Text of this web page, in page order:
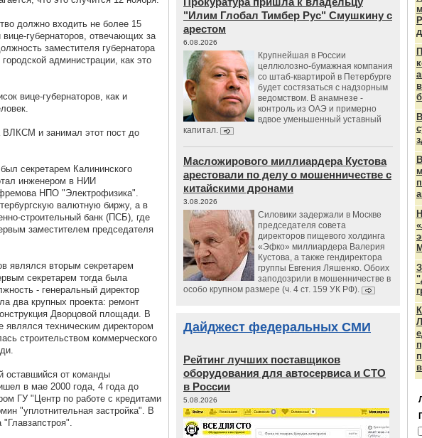
должно входить не более 15
губернаторов, отвечающих за
заместителя губернатора
администрации, как это
вице-губернаторов, как и
ВЛКСМ и занимал этот пост до
секретарем Калининского
инженером в НИИ
НПО "Электрофизика".
валютную биржу, а в
строительный банк (ПСБ), где
заместителем председателя
являлся вторым секретарем
секретарем тогда была
- генеральный директор
два крупных проекта: ремонт
Дворцовой площади. В
являлся техническим директором
строительством коммерческого
оставшийся от команды
в мае 2000 года, 4 года до
ГУ "Центр по работе с кредитами
"уплотнительная застройка". В
"Илим Глобал Тимбер Рус" Смушкину с
арестом
6.08.2026
Крупнейшая в России
целлюлозно-бумажная компания
со штаб-квартирой в Петербурге
будет состязаться с надзорным
ведомством. В анамнезе -
контроль из ОАЭ и примерно
вдвое уменьшенный уставный
капитал.
Масложирового миллиардера Кустова
арестовали по делу о мошенничестве с
китайскими дронами
3.08.2026
Силовики задержали в Москве
председателя совета
директоров пищевого холдинга
«Эфко» миллиардера Валерия
Кустова, а также гендиректора
группы Евгения Ляшенко. Обоих
заподозрили в мошенничестве в
особо крупном размере (ч. 4 ст. 159 УК РФ).
Дайджест федеральных СМИ
Рейтинг лучших поставщиков
оборудования для автосервиса и СТО
в России
5.08.2026